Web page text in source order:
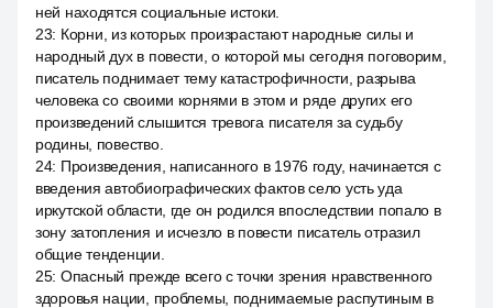
ней находятся социальные истоки.
23: Корни, из которых произрастают народные силы и
народный дух в повести, о которой мы сегодня поговорим,
писатель поднимает тему катастрофичности, разрыва
человека со своими корнями в этом и ряде других его
произведений слышится тревога писателя за судьбу
родины, повество.
24: Произведения, написанного в 1976 году, начинается с
введения автобиографических фактов село усть уда
иркутской области, где он родился впоследствии попало в
зону затопления и исчезло в повести писатель отразил
общие тенденции.
25: Опасный прежде всего с точки зрения нравственного
здоровья нации, проблемы, поднимаемые распутиным в